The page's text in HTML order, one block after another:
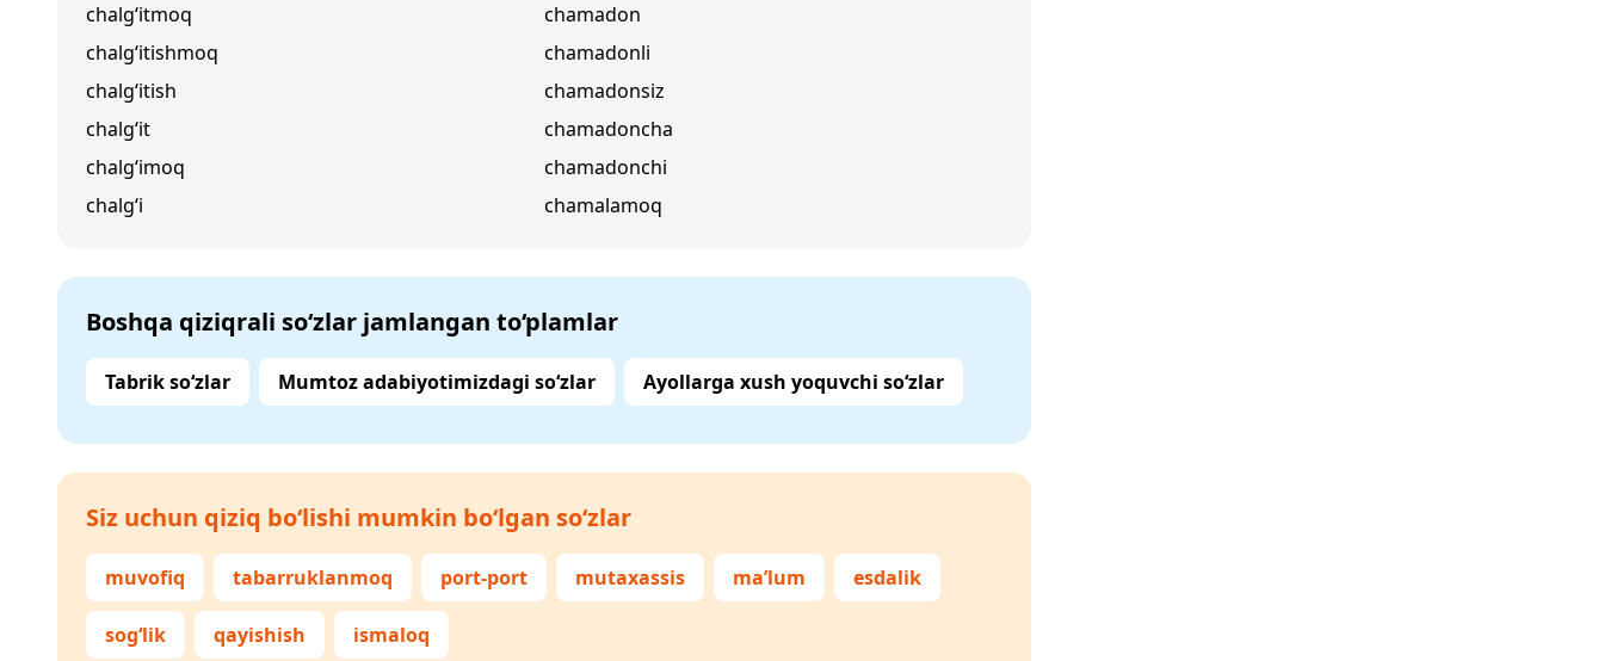
chalg‘itmoq
chalg‘itishmoq
chalg‘itish
chalg‘it
chalg‘imoq
chalg‘i
chamadon
chamadonli
chamadonsiz
chamadoncha
chamadonchi
chamalamoq
Boshqa qiziqrali so‘zlar jamlangan to‘plamlar
Tabrik so‘zlar Mumtoz adabiyotimizdagi so‘zlar Ayollarga xush yoquvchi so‘zlar
Siz uchun qiziq bo‘lishi mumkin bo‘lgan so‘zlar
muvofiq tabarruklanmoq port-port mutaxassis ma’lum esdalik
sog‘lik qayishish ismaloq